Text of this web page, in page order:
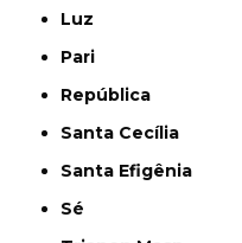
Luz
Pari
República
Santa Cecília
Santa Efigênia
Sé